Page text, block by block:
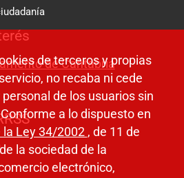
de Cantabria
de terceros y propias
no recaba ni cede
de los usuarios sin
a lo dispuesto en
la Ley 34/2002 , de 11 de
la sociedad de la
electrónico,